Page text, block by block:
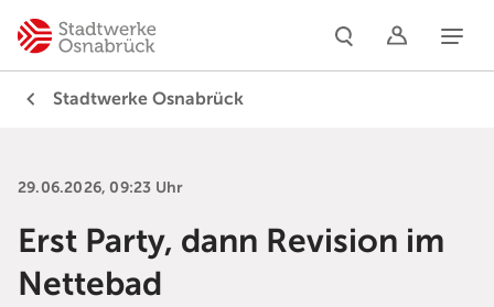
Stadtwerke Osnabrück
29.06.2026, 09:23 Uhr
Erst Party, dann Revision im
Nettebad